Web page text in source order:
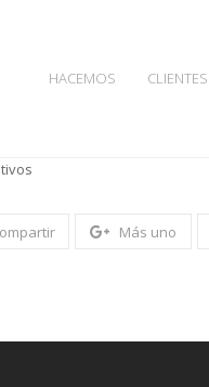
HACEMOS CLIENTES
Más uno